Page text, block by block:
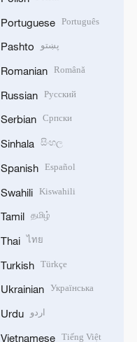
Portuguese Português
Pashto پښتو
Romanian Română
Russian Русский
Serbian Српски
Sinhala සිංහල
Spanish Español
Swahili Kiswahili
Tamil தமிழ்
Thai ไทย
Turkish Türkçe
Ukrainian Українська
Urdu اردو
Vietnamese Tiếng Việt